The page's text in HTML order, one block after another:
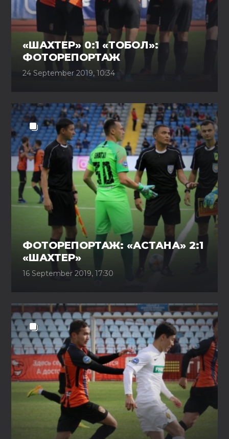
«ШАХТЕР» 0:1 «ТОБОЛ»:
ФОТОРЕПОРТАЖ
24 September 2019, 10:34
ФОТОРЕПОРТАЖ: «АСТАНА» 2:1
«ШАХТЕР»
16 September 2019, 17:30